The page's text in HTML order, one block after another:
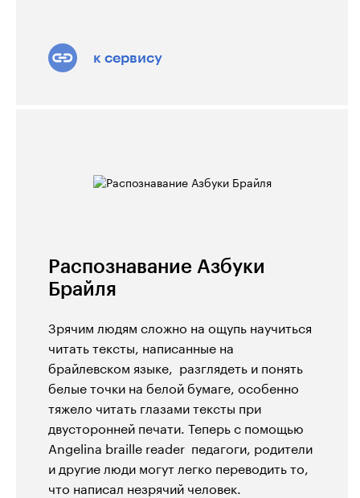
к сервису
Распознавание Азбуки
Брайля
Зрячим людям сложно на ощупь научиться
читать тексты, написанные на
брайлевском языке, разглядеть и понять
белые точки на белой бумаге, особенно
тяжело читать глазами тексты при
двусторонней печати. Теперь с помощью
Angelina braille reader педагоги, родители
и другие люди могут легко переводить то,
что написал незрячий человек.